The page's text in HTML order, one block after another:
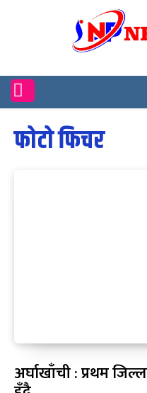
फोटो फिचर
अर्घाखाँची : प्रथम